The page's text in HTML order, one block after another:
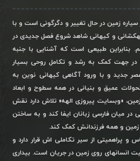
سیاره زمین در حال تغییر و دگرگونی است و با
و کیهانی شاهد شروع فصل جدیدی در
بنابراین طبیعی است که آشنایی با جنبه
جهت کمک به رشد و تکامل روحی بسیار
جدید و با ورود آگاهی کیهانی نوین به
عمیق و بنیانی در همه سطوح و ابعاد
«وبسایت پیروزی الهه» تلاش دارد نقش
در میان فارسی زبانان ایفا کند و به ساختن
زمین و همه فرزندانش کمک کند.
و پراهمیتی از سیر تکاملی اش قرار دارد و
انسانهای روی زمین در جریان است. بیداری